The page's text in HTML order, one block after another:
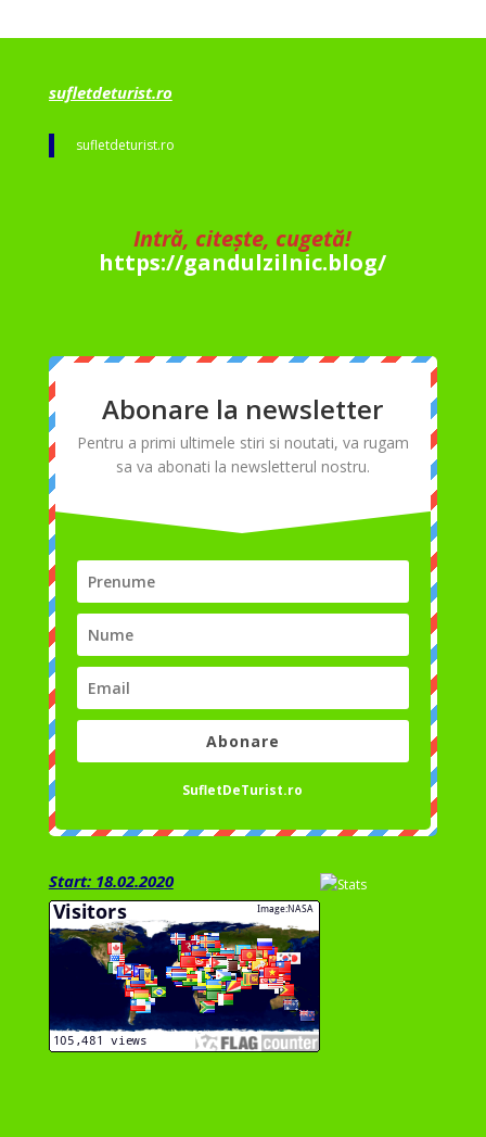
sufletdeturist.ro
sufletdeturist.ro
Intră, citește, cugetă!
https://gandulzilnic.blog/
Abonare la newsletter
Pentru a primi ultimele stiri si noutati, va rugam
sa va abonati la newsletterul nostru.
Abonare
SufletDeTurist.ro
Start: 18.02.2020